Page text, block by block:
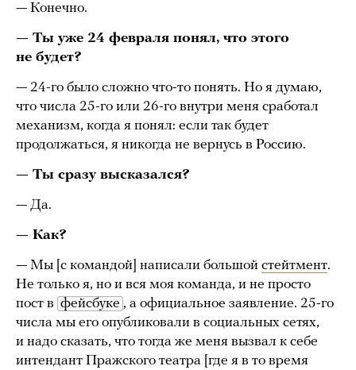
— Конечно.
— Ты уже 24 февраля понял, что этого
не будет?
— 24-го было сложно что-то понять. Но я думаю,
что числа 25-го или 26-го внутри меня сработал
механизм, когда я понял: если так будет
продолжаться, я никогда не вернусь в Россию.
— Ты сразу высказался?
— Да.
— Как?
— Мы [с командой] написали большой стейтмент.
Не только я, но и вся моя команда, и не просто
пост в фейсбуке , а официальное заявление. 25-го
числа мы его опубликовали в социальных сетях,
и надо сказать, что тогда же меня вызвал к себе
интендант Пражского театра [где я в то время